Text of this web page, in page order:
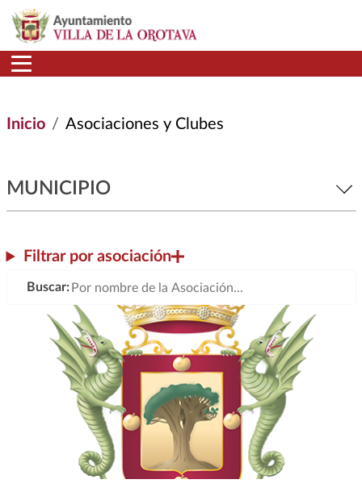
Pasar al contenido principal
Inicio Asociaciones y Clubes
MUNICIPIO
Filtrar por asociación
Buscar: